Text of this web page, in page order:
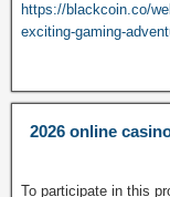
https://blackcoin.co/
exciting-gaming-
2026 online
To participate in this